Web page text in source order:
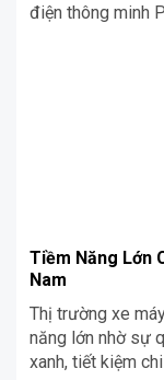
điện thông minh
Tiềm Năng Lớn
Nam
Thị trường xe
năng lớn nhờ sự
xanh, tiết kiệm